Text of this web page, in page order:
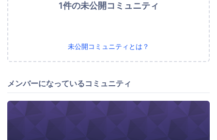
1件の未公開コミュニティ
未公開コミュニティとは？
メンバーになっているコミュニティ